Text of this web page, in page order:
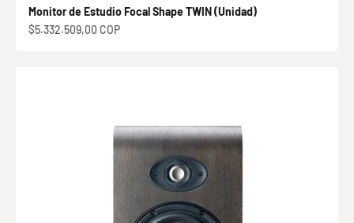
Monitor de Estudio Focal Shape TWIN (Unidad)
Precio de oferta
$5.332.509,00 COP